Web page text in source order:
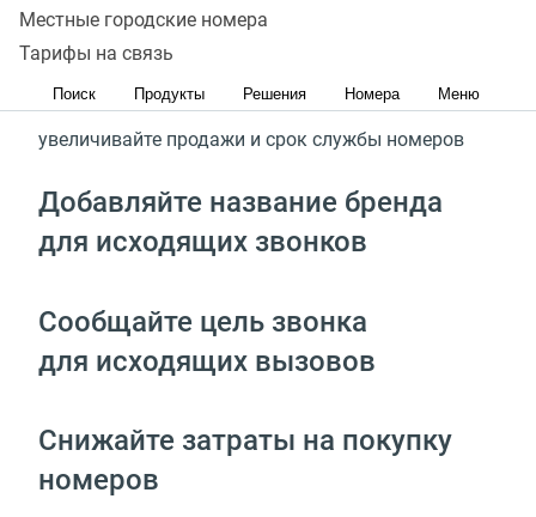
Местные городские номера
Тарифы на связь
Поиск Продукты Решения Номера Меню
повышайте уровень дозвона
От 20%
увеличивайте продажи и срок службы номеров
Добавляйте название бренда
для исходящих звонков
Сообщайте цель звонка
для исходящих вызовов
Снижайте затраты на покупку
номеров